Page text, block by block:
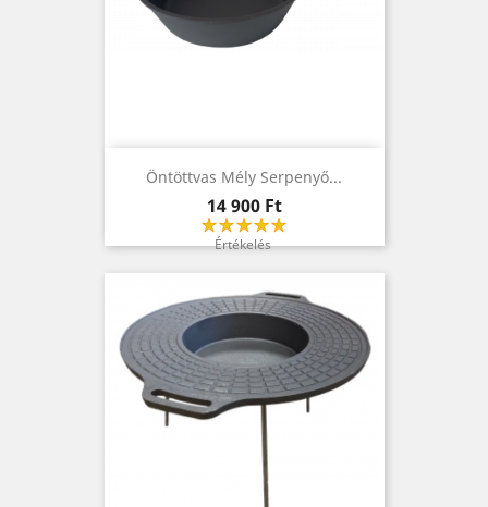
Öntöttvas Mély Serpenyő...
Ár
14 900 Ft
Értékelés